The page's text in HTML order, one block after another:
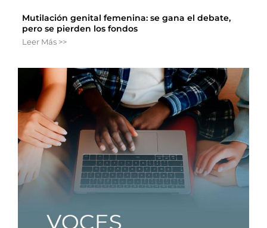
Mutilación genital femenina: se gana el debate,
pero se pierden los fondos
Leer Más >>